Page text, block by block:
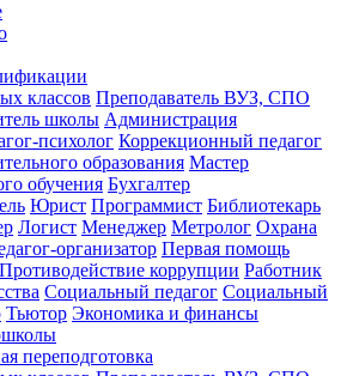
классов Преподаватель ВУЗ, СПО
школы Администрация
психолог Коррекционный педагог
образования Мастер
обучения Бухгалтер
Юрист Программист Библиотекарь
Логист Менеджер Метролог Охрана
организатор Первая помощь
Противодействие коррупции Работник
Социальный педагог Социальный
Тьютор Экономика и финансы
переподготовка